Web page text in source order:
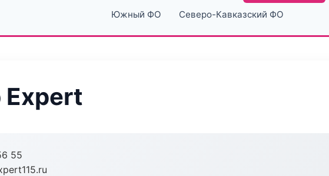
Южный ФО Северо-Кавказский ФО
Expert
55